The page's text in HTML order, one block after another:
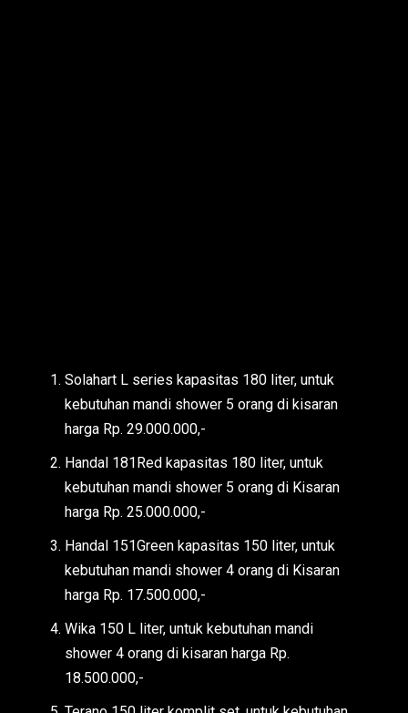
Solahart L series kapasitas 180 liter, untuk
kebutuhan mandi shower 5 orang di kisaran
harga Rp. 29.000.000,-
Handal 181Red kapasitas 180 liter, untuk
kebutuhan mandi shower 5 orang di Kisaran
harga Rp. 25.000.000,-
Handal 151Green kapasitas 150 liter, untuk
kebutuhan mandi shower 4 orang di Kisaran
harga Rp. 17.500.000,-
Wika 150 L liter, untuk kebutuhan mandi
shower 4 orang di kisaran harga Rp.
18.500.000,-